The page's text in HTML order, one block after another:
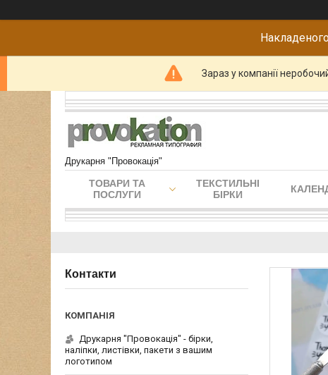
Зараз у компанії
Друкарня "Провокація"
ТОВАРИ ТА
ПОСЛУГИ
ТЕКСТИЛЬНІ
БІРКИ
Контакти
Друкарня "Провокація" - бірки,
наліпки, листівки, пакети з вашим
логотипом